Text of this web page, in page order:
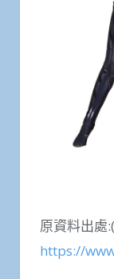
原資料出處
https://